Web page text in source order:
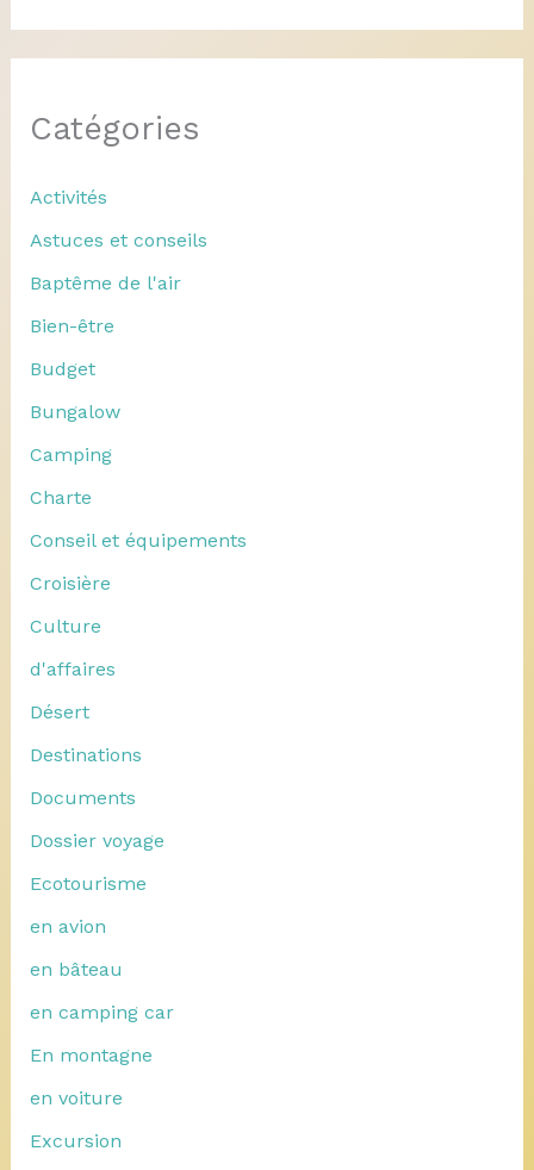
Catégories
Activités
Astuces et conseils
Baptême de l'air
Bien-être
Budget
Bungalow
Camping
Charte
Conseil et équipements
Croisière
Culture
d'affaires
Désert
Destinations
Documents
Dossier voyage
Ecotourisme
en avion
en bâteau
en camping car
En montagne
en voiture
Excursion